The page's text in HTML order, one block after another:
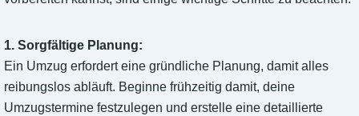
1. Sorgfältige Planung:
Ein Umzug erfordert eine gründliche Planung, damit alles
reibungslos abläuft. Beginne frühzeitig damit, deine
Umzugstermine festzulegen und erstelle eine detaillierte